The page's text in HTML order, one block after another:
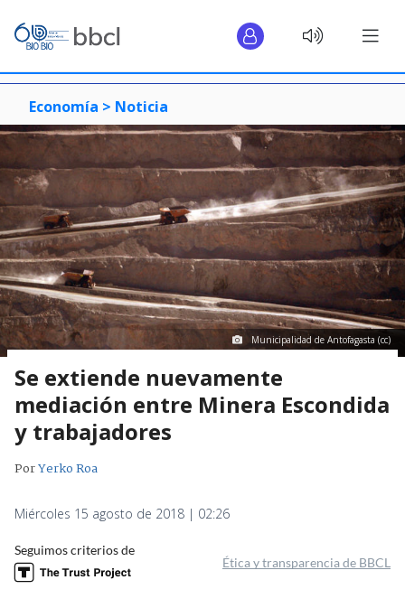
Economía > Noticia
Municipalidad de Antofagasta (cc)
Se extiende nuevamente
mediación entre Minera Escondida
y trabajadores
PorYerko Roa
Miércoles 15 agosto de 2018 | 02:26
Seguimos criterios de
Ética y transparencia de BBCL